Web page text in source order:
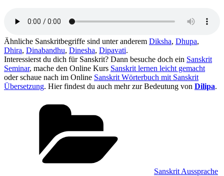
Ähnliche Sanskritbegriffe sind unter anderem Diksha, Dhupa,
Dhira, Dinabandhu, Dinesha, Dipavati.
Interessierst du dich für Sanskrit? Dann besuche doch ein Sanskrit
Seminar, mache den Online Kurs Sanskrit lernen leicht gemacht
oder schaue nach im Online Sanskrit Wörterbuch mit Sanskrit
Übersetzung. Hier findest du auch mehr zur Bedeutung von Dilipa.
Sanskrit Aussprache